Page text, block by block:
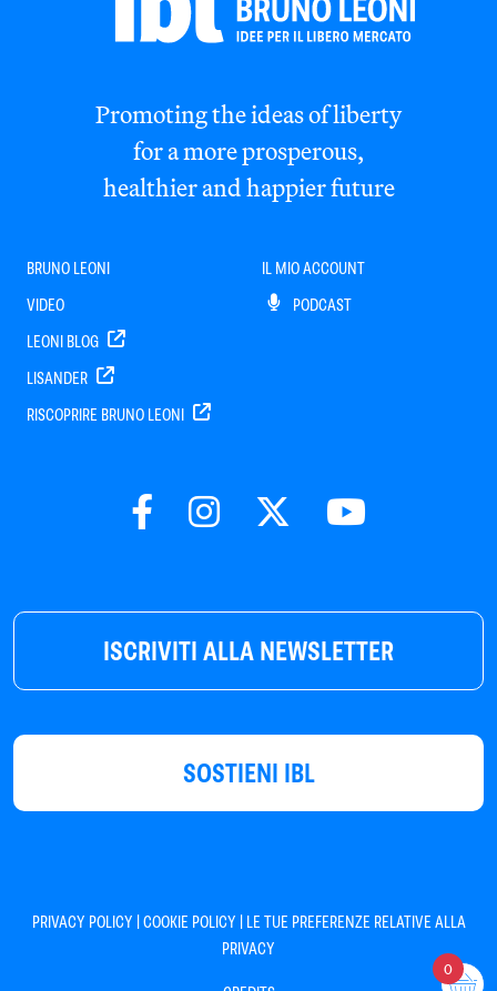
ISCRIVITI ALLA NEWSLETTER
SOSTIENI IBL
Promoting the ideas of liberty
for a more prosperous,
healthier and happier future
BRUNO LEONI
VIDEO
LEONI BLOG
LISANDER
RISCOPRIRE BRUNO LEONI
IL MIO ACCOUNT
PODCAST
PRIVACY POLICY |COOKIE POLICY | LE TUE PREFERENZE RELATIVE ALLA
PRIVACY
0